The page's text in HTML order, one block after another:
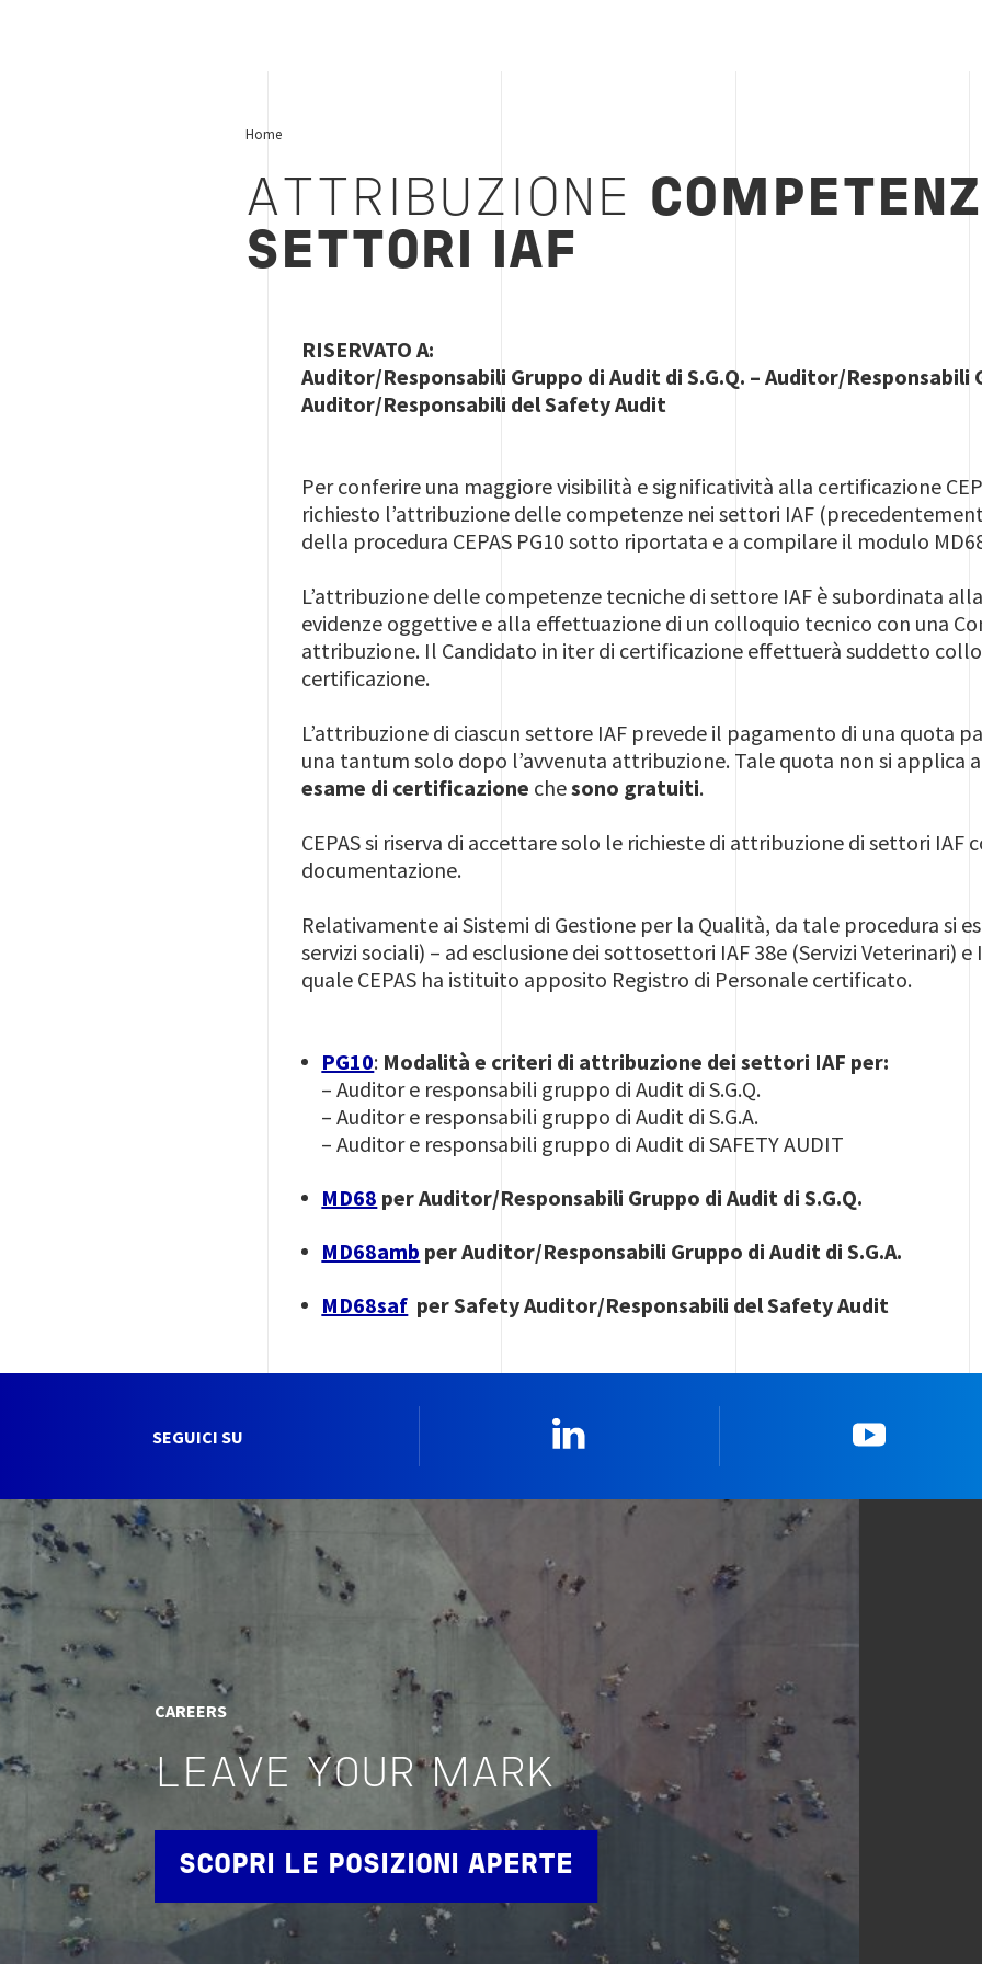
Home
ATTRIBUZIONE
SETTORI IAF
RISERVATO A:
Auditor/Responsabili Gruppo di Audit di S.G.Q. – Auditor/Responsabili
Auditor/Responsabili del Safety Audit
Per conferire una maggiore visibilità e significatività alla certificazione
richiesto l’attribuzione delle competenze nei settori IAF
della procedura CEPAS PG10 sotto riportata e a compilare il modulo
L’attribuzione delle competenze tecniche di settore IAF è subordinata
evidenze oggettive e alla effettuazione di un colloquio tecnico con una
attribuzione. Il Candidato in iter di certificazione effettuerà suddetto
certificazione.
L’attribuzione di ciascun settore IAF prevede il pagamento di una quota
una tantum solo dopo l’avvenuta attribuzione. Tale quota non si applica
esame di certificazione chesono gratuiti.
CEPAS si riserva di accettare solo le richieste di attribuzione di settori IAF
documentazione.
Relativamente ai Sistemi di Gestione per la Qualità, da tale procedura si
servizi sociali) – ad esclusione dei sottosettori IAF 38e (Servizi Veterinari)
quale CEPAS ha istituito apposito Registro di Personale certificato.
PG10: Modalità e criteri di attribuzione dei settori IAF per:
– Auditor e responsabili gruppo di Audit di S.G.Q.
– Auditor e responsabili gruppo di Audit di S.G.A.
– Auditor e responsabili gruppo di Audit di SAFETY AUDIT
MD68 per Auditor/Responsabili Gruppo di Audit di S.G.Q.
MD68amb per Auditor/Responsabili Gruppo di Audit di S.G.A.
MD68saf per Safety Auditor/Responsabili del Safety Audit
SEGUICI SU
CAREERS
LEAVE YOUR MARK
SCOPRI LE POSIZIONI APERTE